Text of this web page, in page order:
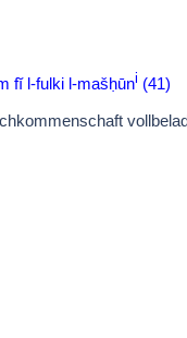
fĭ l-fulki l-mašḥūni (41)